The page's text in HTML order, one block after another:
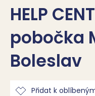
HELP
pobočka
Boleslav
Přidat k